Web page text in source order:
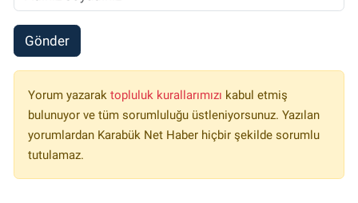
Gönder
Yorum yazarak topluluk kurallarımızı kabul etmiş
bulunuyor ve tüm sorumluluğu üstleniyorsunuz. Yazılan
yorumlardan Karabük Net Haber hiçbir şekilde sorumlu
tutulamaz.